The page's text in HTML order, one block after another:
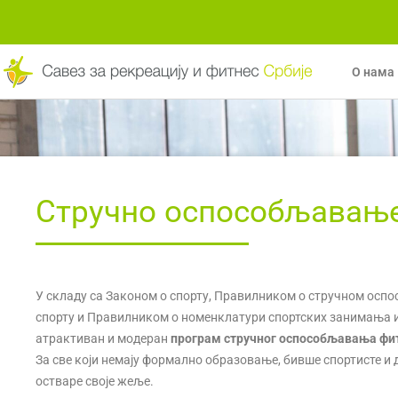
садржај
О нама
Стручно
У складу са Законом о спорту, Правилником о стручном
спорту и Правилником о номенклатури спортских занимања
атрактиван и модеран програм стручног оспособљавања
За све који немају формално образовање, бивше спортисте и
остваре своје жеље.